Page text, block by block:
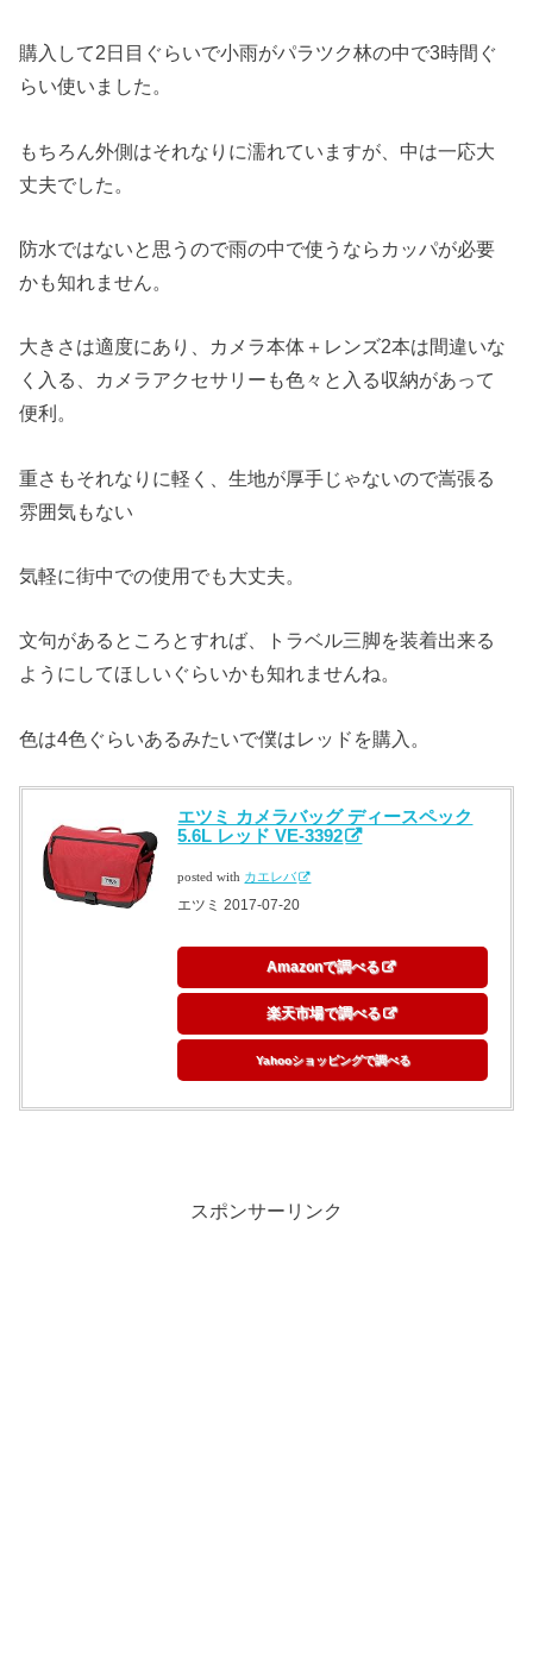
購入して2日目ぐらいで小雨がパラツク林の中で3時間ぐ
らい使いました。
もちろん外側はそれなりに濡れていますが、中は一応大
丈夫でした。
防水ではないと思うので雨の中で使うならカッパが必要
かも知れません。
大きさは適度にあり、カメラ本体＋レンズ2本は間違いな
く入る、カメラアクセサリーも色々と入る収納があって
便利。
重さもそれなりに軽く、生地が厚手じゃないので嵩張る
雰囲気もない
気軽に街中での使用でも大丈夫。
文句があるところとすれば、トラベル三脚を装着出来る
ようにしてほしいぐらいかも知れませんね。
色は4色ぐらいあるみたいで僕はレッドを購入。
エツミ カメラバッグ ディースペック
5.6L レッド VE-3392
posted with カエレバ
エツミ 2017-07-20
Amazonで調べる
楽天市場で調べる
Yahooショッピングで調べる
スポンサーリンク